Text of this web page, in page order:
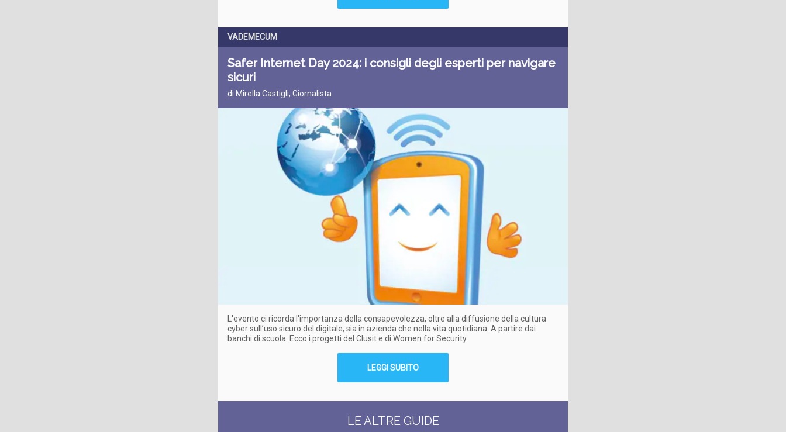
VADEMECUM
Safer Internet Day 2024: i consigli degli esperti per navigare
sicuri
di Mirella Castigli, Giornalista
L'evento ci ricorda l'importanza della consapevolezza, oltre alla diffusione della cultura
cyber sull’uso sicuro del digitale, sia in azienda che nella vita quotidiana. A partire dai
banchi di scuola. Ecco i progetti del Clusit e di Women for Security
LEGGI SUBITO
LE ALTRE GUIDE